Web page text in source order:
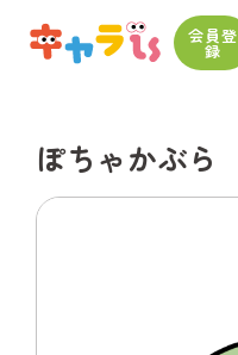
会員登
録
ぽちゃかぶら